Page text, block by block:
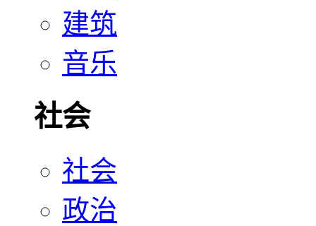
建筑
音乐
社会
社会
政治